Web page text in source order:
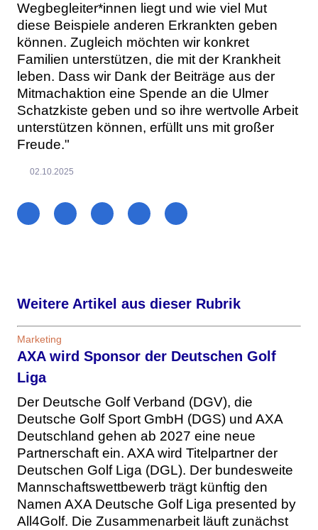
Wegbegleiter*innen liegt und wie viel Mut
diese Beispiele anderen Erkrankten geben
können. Zugleich möchten wir konkret
Familien unterstützen, die mit der Krankheit
leben. Dass wir Dank der Beiträge aus der
Mitmachaktion eine Spende an die Ulmer
Schatzkiste geben und so ihre wertvolle Arbeit
unterstützen können, erfüllt uns mit großer
Freude."
02.10.2025
Weitere Artikel aus dieser Rubrik
Marketing
AXA wird Sponsor der Deutschen Golf
Liga
Der Deutsche Golf Verband (DGV), die
Deutsche Golf Sport GmbH (DGS) und AXA
Deutschland gehen ab 2027 eine neue
Partnerschaft ein. AXA wird Titelpartner der
Deutschen Golf Liga (DGL). Der bundesweite
Mannschaftswettbewerb trägt künftig den
Namen AXA Deutsche Golf Liga presented by
All4Golf. Die Zusammenarbeit läuft zunächst